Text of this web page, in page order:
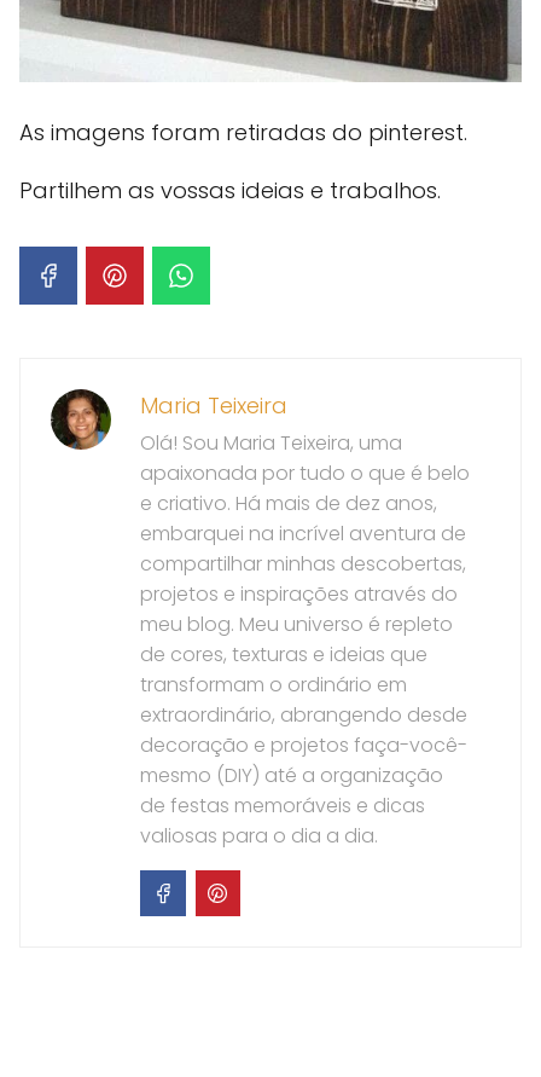
As imagens foram retiradas do pinterest.
Partilhem as vossas ideias e trabalhos.
Maria Teixeira
Olá! Sou Maria Teixeira, uma
apaixonada por tudo o que é belo
e criativo. Há mais de dez anos,
embarquei na incrível aventura de
compartilhar minhas descobertas,
projetos e inspirações através do
meu blog. Meu universo é repleto
de cores, texturas e ideias que
transformam o ordinário em
extraordinário, abrangendo desde
decoração e projetos faça-você-
mesmo (DIY) até a organização
de festas memoráveis e dicas
valiosas para o dia a dia.